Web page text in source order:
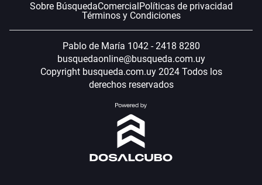
Sobre BúsquedaComercial Políticas de privacidad
Términos y Condiciones
Pablo de María 1042 - 2418 8280
busquedaonline@busqueda.com.uy
Copyright busqueda.com.uy 2024 Todos los
derechos reservados